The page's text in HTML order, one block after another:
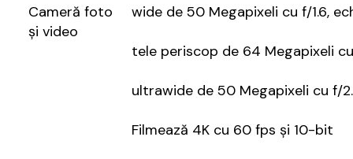
Cameră foto
și video
wide de 50 Megapixeli cu f/1.6,
tele periscop de 64 Megapixeli
ultrawide de 50 Megapixeli cu f/
Filmează 4K cu 60 fps și 10-bit